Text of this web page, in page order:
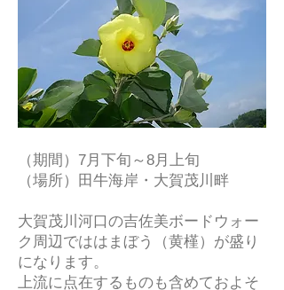
（期間）7月下旬～8月上旬
（場所）田牛海岸・大賀茂川畔
大賀茂川河口の吉佐美ボードウォー
ク周辺でははまぼう（黄槿）が盛り
になります。
上流に点在するものも含めておよそ